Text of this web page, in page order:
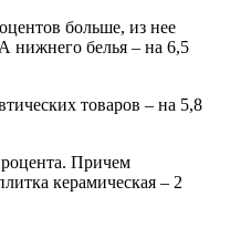
больше, из нее
нижнего белья – на 6,5
товаров – на 5,8
Причем
керамическая – 2